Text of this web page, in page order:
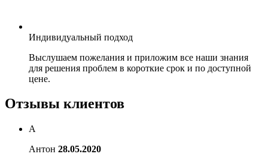
Индивидуальный подход
Выслушаем пожелания и приложим все наши знания
для решения проблем в короткие срок и по доступной
цене.
Отзывы клиентов
А
Антон 28.05.2020